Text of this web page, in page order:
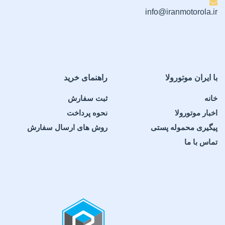
info@iranmotorola.ir
با ایران موتورولا
خانه
اخبار موتورولا
پیگیری محموله پستی
تماس با ما
راهنمای خرید
ثبت سفارش
نحوه پرداخت
روش های ارسال سفارش